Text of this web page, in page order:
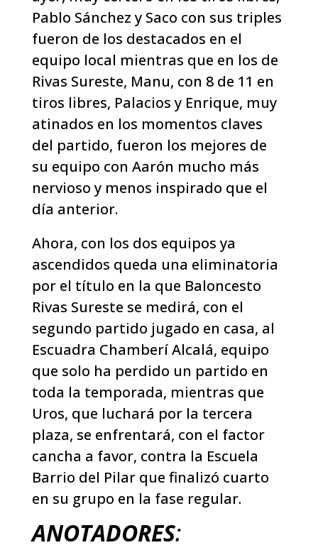
Pablo Sánchez y Saco con sus triples
fueron de los destacados en el
equipo local mientras que en los de
Rivas Sureste, Manu, con 8 de 11 en
tiros libres, Palacios y Enrique, muy
atinados en los momentos claves
del partido, fueron los mejores de
su equipo con Aarón mucho más
nervioso y menos inspirado que el
día anterior.
Ahora, con los dos equipos ya
ascendidos queda una eliminatoria
por el título en la que Baloncesto
Rivas Sureste se medirá, con el
segundo partido jugado en casa, al
Escuadra Chamberí Alcalá, equipo
que solo ha perdido un partido en
toda la temporada, mientras que
Uros, que luchará por la tercera
plaza, se enfrentará, con el factor
cancha a favor, contra la Escuela
Barrio del Pilar que finalizó cuarto
en su grupo en la fase regular.
ANOTADORES: